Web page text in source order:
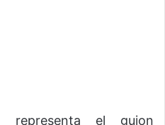
representa el guion